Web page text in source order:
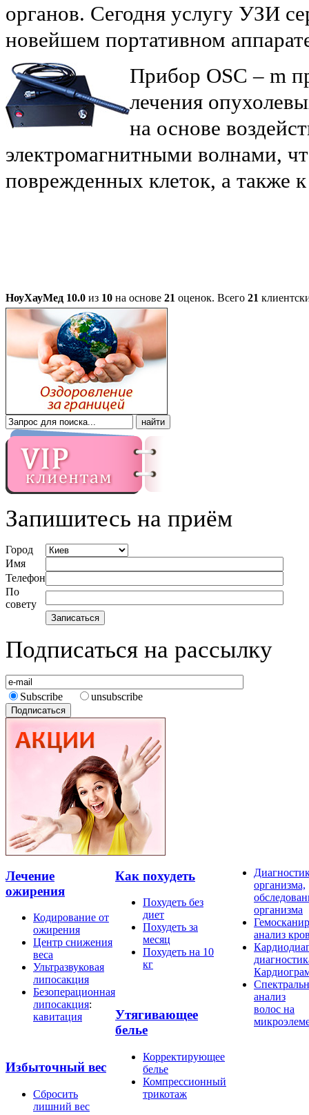
органов. Сегодня услугу УЗИ
новейшем портативном
Прибор OSC – m
лечения
на основе
электромагнитными волнами,
поврежденных клеток, а также
НоуХауМед 10.0 из 10 на основе 21 оценок. Всего 21
Запишитесь на приём
Город
Имя
Телефон
По
совету
Подписаться на рассылку
Subscribe unsubscribe
Лечение
ожирения
Кодирование от
ожирения
Центр снижения
веса
Ультразвуковая
липосакция
Безоперационная
липосакция:
кавитация
Избыточный вес
Сбросить
лишний вес
Как похудеть
Похудеть без
диет
Похудеть за
месяц
Похудеть на 10
кг
Утягивающее
белье
Корректирующее
белье
Компрессионный
трикотаж
организма,
организма
анализ
анализ
волос на